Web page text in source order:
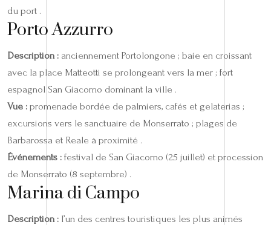
du port .
Porto Azzurro
Description : anciennement Portolongone ; baie en croissant
avec la place Matteotti se prolongeant vers la mer ; fort
espagnol San Giacomo dominant la ville .
Vue : promenade bordée de palmiers, cafés et gelaterias ;
excursions vers le sanctuaire de Monserrato ; plages de
Barbarossa et Reale à proximité .
Événements : festival de San Giacomo (25 juillet) et procession
de Monserrato (8 septembre) .
Marina di Campo
Description : l’un des centres touristiques les plus animés